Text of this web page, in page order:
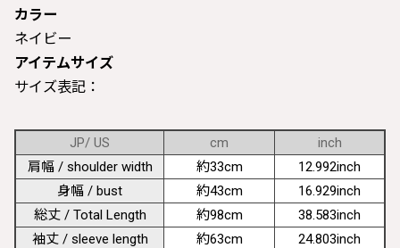
カラー
ネイビー
アイテムサイズ
サイズ表記：
JP/ US cm
inch
肩幅 / shoulder width
約33cm
12.992inch
身幅 / bust
約43cm
16.929inch
総丈 / Total Length
約98cm
38.583inch
袖丈 / sleeve length
約63cm 24.803inch